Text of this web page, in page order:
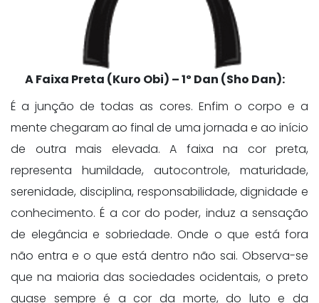
A Faixa Preta (Kuro Obi) – 1º Dan (Sho Dan):
É a junção de todas as cores. Enfim o corpo e a
mente chegaram ao final de uma jornada e ao início
de outra mais elevada. A faixa na cor preta,
representa humildade, autocontrole, maturidade,
serenidade, disciplina, responsabilidade, dignidade e
conhecimento. É a cor do poder, induz a sensação
de elegância e sobriedade. Onde o que está fora
não entra e o que está dentro não sai. Observa-se
que na maioria das sociedades ocidentais, o preto
quase sempre é a cor da morte, do luto e da